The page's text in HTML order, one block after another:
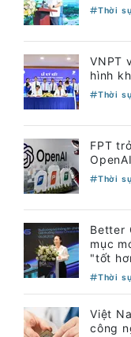
Thời
VNPT
hình
Thời
FPT
Thời
Better
mục
"tốt
Thời
Việt
công